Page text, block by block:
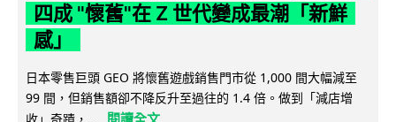
四成 "懷舊"在 Z 世代變成最潮「新鮮
感」
日本零售巨頭 GEO 將懷舊遊戲銷售門市從 1,000 間大幅減至
99 間，但銷售額卻不降反升至過往的 1.4 倍。做到「減店增
收」奇蹟，...
閱讀全文